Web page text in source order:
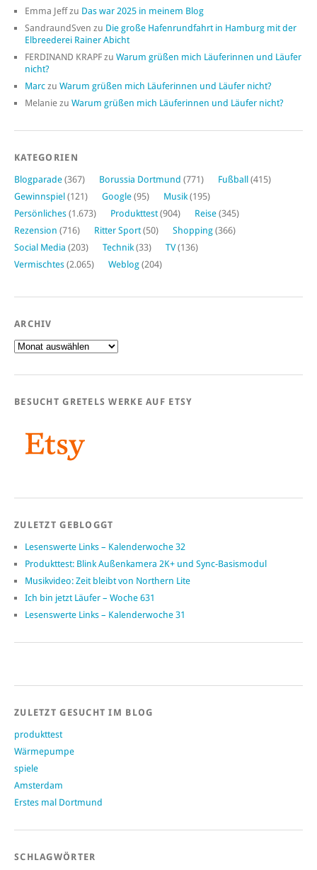
Emma Jeffzu Das war 2025 in meinem Blog
SandraundSven zu Die große Hafenrundfahrt in Hamburg mit der
Elbreederei Rainer Abicht
FERDINAND KRAPF zu Warum grüßen mich Läuferinnen und Läufer
nicht?
Marc zu Warum grüßen mich Läuferinnen und Läufer nicht?
Melanie zu Warum grüßen mich Läuferinnen und Läufer nicht?
KATEGORIEN
Blogparade (367) Borussia Dortmund (771) Fußball (415)
Gewinnspiel (121) Google (95) Musik(195)
Persönliches (1.673) Produkttest(904) Reise (345)
Rezension (716) Ritter Sport(50) Shopping (366)
Social Media (203) Technik(33) TV(136)
Vermischtes (2.065) Weblog (204)
ARCHIV
Archiv
BESUCHT GRETELS WERKE AUF ETSY
ZULETZT GEBLOGGT
Lesenswerte Links – Kalenderwoche 32
Produkttest: Blink Außenkamera 2K+ und Sync-Basismodul
Musikvideo: Zeit bleibt von Northern Lite
Ich bin jetzt Läufer – Woche 631
Lesenswerte Links – Kalenderwoche 31
ZULETZT GESUCHT IM BLOG
produkttest
Wärmepumpe
spiele
Amsterdam
Erstes mal Dortmund
SCHLAGWÖRTER